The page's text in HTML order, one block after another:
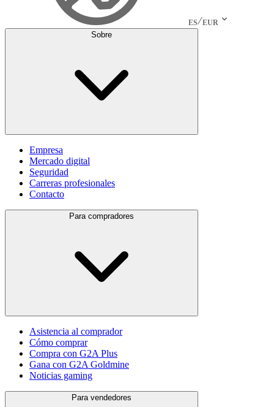
ES EUR
Sobre
Empresa
Mercado digital
Seguridad
Carreras profesionales
Contacto
Para compradores
Asistencia al comprador
Cómo comprar
Compra con G2A Plus
Gana con G2A Goldmine
Noticias gaming
Para vendedores